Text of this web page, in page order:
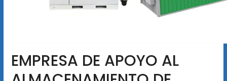
EMPRESA DE APOYO AL